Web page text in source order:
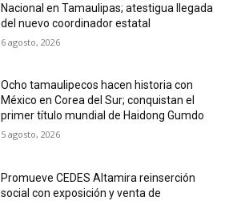
Nacional en Tamaulipas; atestigua llegada
del nuevo coordinador estatal
6 agosto, 2026
Ocho tamaulipecos hacen historia con
México en Corea del Sur; conquistan el
primer título mundial de Haidong Gumdo
5 agosto, 2026
Promueve CEDES Altamira reinserción
social con exposición y venta de